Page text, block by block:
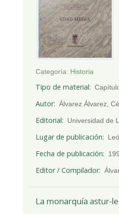
Categoría: Historia
Tipo de material
Autor Álvarez Álvarez,
Editorial Universidad de
Lugar de publicación
Fecha de publicación
Editor / Compilador
La monarquía astur-